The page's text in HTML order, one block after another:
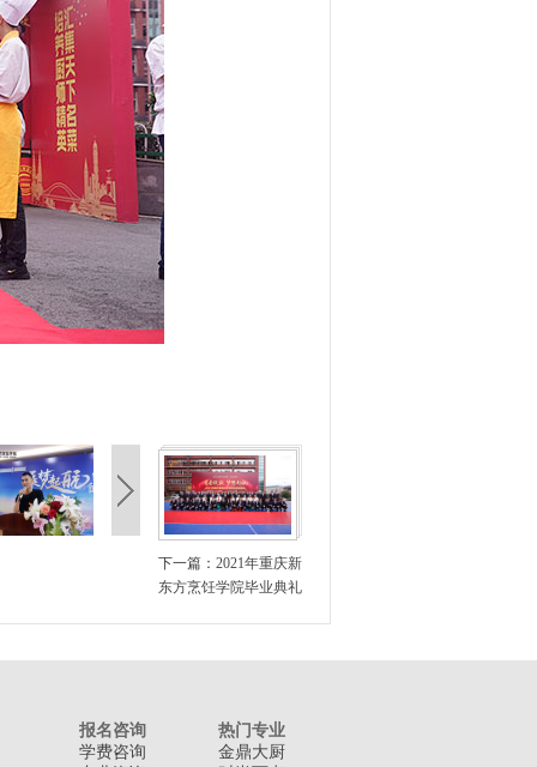
下一篇： 2021年重庆新
东方烹饪学院毕业典礼
报名咨询
学费咨询
热门专业
金鼎大厨